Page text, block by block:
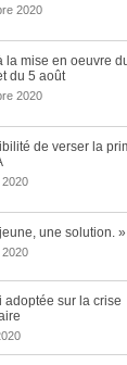
2020
la mise en oeuvre
du 5 août
2020
de verser la
2020
une solution. »
2020
adoptée sur la crise